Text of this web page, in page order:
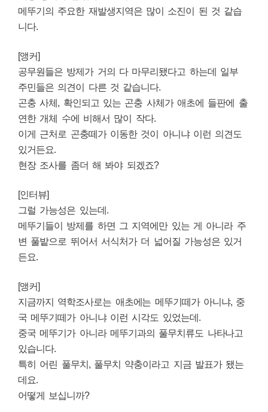
메뚜기의 주요한 재발생지역은 많이 소진이 된 것 같습
니다.
[앵커]
공무원들은 방제가 거의 다 마무리됐다고 하는데 일부
주민들은 의견이 다른 것 같습니다.
곤충 사체, 확인되고 있는 곤충 사체가 애초에 들판에 출
연한 개체 수에 비해서 많이 작다.
이게 근처로 곤충떼가 이동한 것이 아니냐 이런 의견도
있거든요.
현장 조사를 좀더 해 봐야 되겠죠?
[인터뷰]
그럴 가능성은 있는데.
메뚜기들이 방제를 하면 그 지역에만 있는 게 아니라 주
변 풀밭으로 뛰어서 서식처가 더 넓어질 가능성은 있거
든요.
[앵커]
지금까지 역학조사로는 애초에는 메뚜기떼가 아니냐, 중
국 메뚜기떼가 아니냐 이런 시각도 있었는데.
중국 메뚜기가 아니라 메뚜기과의 풀무치류도 나타나고
있습니다.
특히 어린 풀무치, 풀무치 약충이라고 지금 발표가 됐는
데요.
어떻게 보십니까?